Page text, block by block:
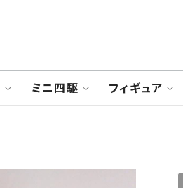
ミニ四駆 フィギュア